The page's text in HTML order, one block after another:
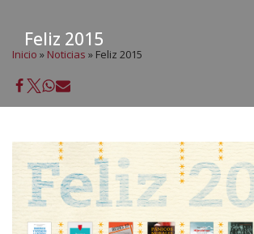
Feliz 2015
Inicio » Noticias » Feliz 2015